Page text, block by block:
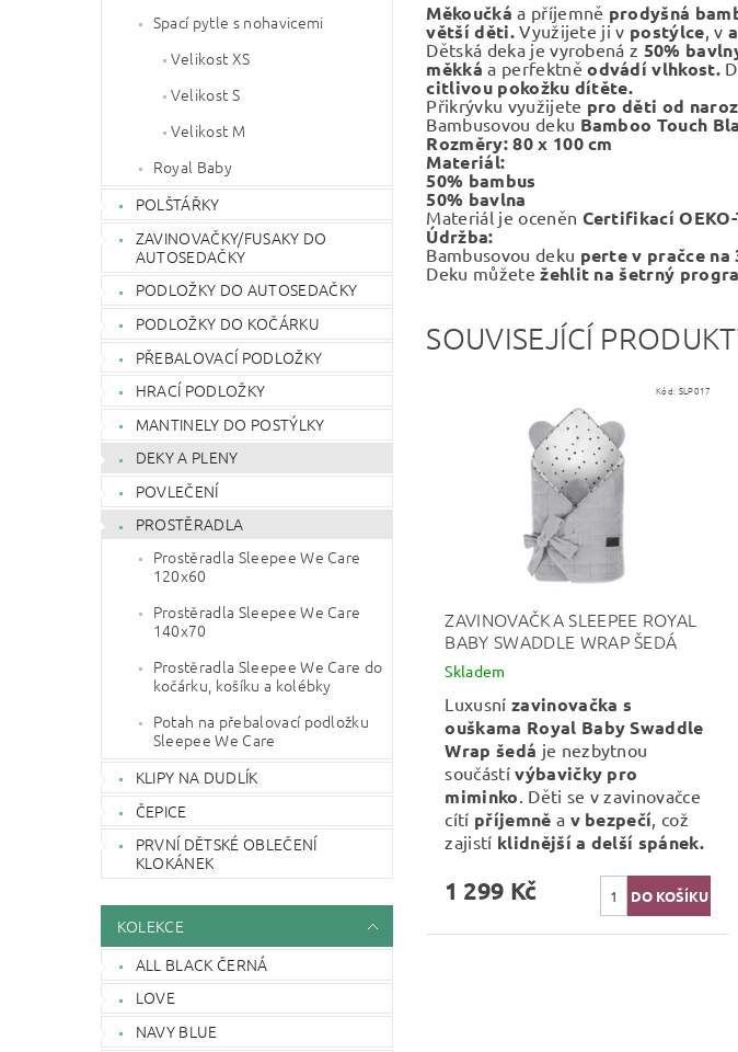
Spací pytle s nohavicemi
Velikost XS
Velikost S
Velikost M
Royal Baby
POLŠTÁŘKY
ZAVINOVAČKY/FUSAKY DO
AUTOSEDAČKY
PODLOŽKY DO AUTOSEDAČKY
PODLOŽKY DO KOČÁRKU
PŘEBALOVACÍ PODLOŽKY
HRACÍ PODLOŽKY
MANTINELY DO POSTÝLKY
DEKY A PLENY
POVLEČENÍ
PROSTĚRADLA
Prostěradla Sleepee We Care
120x60
Prostěradla Sleepee We Care
140x70
Prostěradla Sleepee We Care do
kočárku, košíku a kolébky
Potah na přebalovací podložku
Sleepee We Care
KLIPY NA DUDLÍK
ČEPICE
PRVNÍ DĚTSKÉ OBLEČENÍ
KLOKÁNEK
KOLEKCE
ALL BLACK ČERNÁ
LOVE
NAVY BLUE
Měkoučká a příjemně prodyšná
větší děti.Využijete ji v postýlce, v
Dětská deka je vyrobená z 50%
měkká a perfektněodvádí vlhkost.
citlivou pokožku dítěte.
Přikrývku využijete pro děti od
Bambusovou deku Bamboo Touch
Rozměry: 80 x 100 cm
Materiál:
50% bambus
50% bavlna
Materiál je oceněn Certifikací
Údržba:
Bambusovou deku perte v pračce na
Deku můžetežehlit na šetrný
SOUVISEJÍCÍ
Kód: SLP017
ZAVINOVAČKA SLEEPEE ROYAL
BABY SWADDLE WRAP ŠEDÁ
Skladem
Luxusní zavinovačka s
ouškama Royal Baby Swaddle
Wrap šedá je nezbytnou
součástívýbavičky pro
miminko . Děti se v zavinovačce
cítí příjemně a v bezpečí , což
zajistí klidnější a delší spánek.
1 299 Kč